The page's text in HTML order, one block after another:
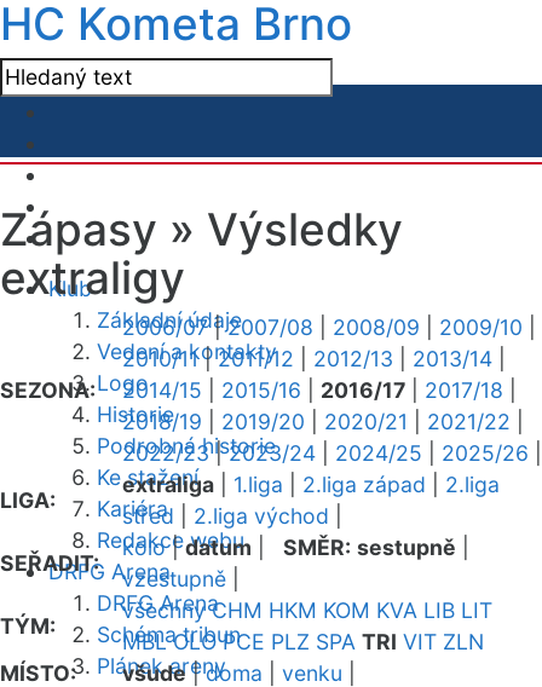
HC Kometa Brno
Klub
Základní údaje
Vedení a kontakty
Logo
Historie
Podrobná historie
Ke stažení
Kariéra
Redakce webu
DRFG Arena
DRFG Arena
Schéma tribun
Plánek areny
Zápasy » Výsledky
extraligy
SEZONA:
2006/07|2007/08 2008/09 2009/10
2010/11|2011/12 2012/13 2013/14
2014/15
2015/16 2016/17 2017/18
2018/19
2019/20 2020/21 2021/22
2022/23|2023/24 2024/25 2025/26
LIGA:
extraliga 1.liga 2.liga západ
2.liga
střed
2.liga východ
SEŘADIT:
kolo|datum SMĚR: sestupně
vzestupně
TÝM:
všechny CHM HKM KOM KVA LIB LIT
MBL OLO PCE PLZ SPA TRI VIT ZLN
MÍSTO:
všude|doma venku